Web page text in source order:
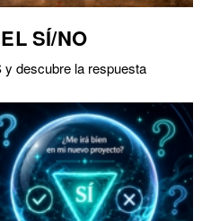
SÍ/NO
y descubre la respuesta